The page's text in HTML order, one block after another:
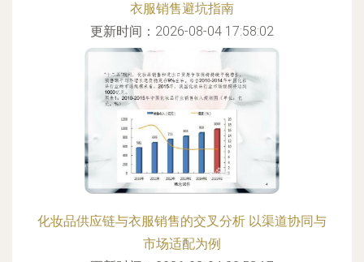
衣服销售避坑指南
更新时间：2026-08-04 17:58:02
化妆品供应链与衣服销售的交叉分析 以渠道协同与
市场适配为例